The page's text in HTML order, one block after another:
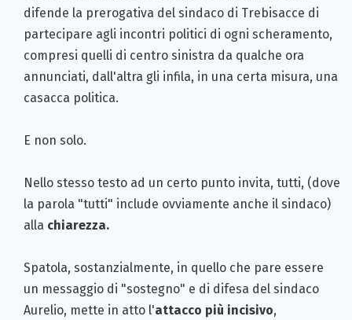
difende la prerogativa del sindaco di Trebisacce di
partecipare agli incontri politici di ogni scheramento,
compresi quelli di centro sinistra da qualche ora
annunciati, dall'altra gli infila, in una certa misura, una
casacca politica.
E non solo.
Nello stesso testo ad un certo punto invita, tutti, (dove
la parola "tutti" include ovviamente anche il sindaco)
alla chiarezza.
Spatola, sostanzialmente, in quello che pare essere
un messaggio di "sostegno" e di difesa del sindaco
Aurelio, mette in atto l'attacco più incisivo,